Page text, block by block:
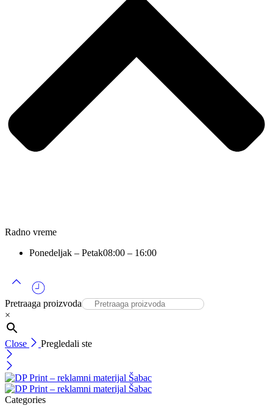
Radno vreme
Ponedeljak – Petak08:00 – 16:00
Pretraaga proizvoda
×
Close Pregledali ste
Categories